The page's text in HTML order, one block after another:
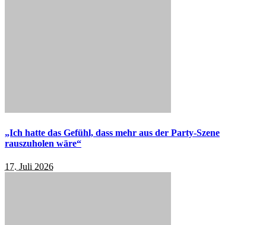
„Ich hatte das Gefühl, dass mehr aus der Party-Szene
rauszuholen wäre“
17. Juli 2026